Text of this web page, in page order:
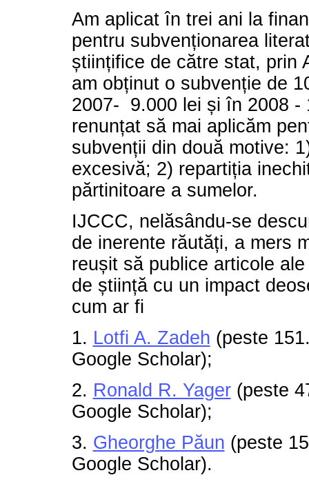
Am aplicat în trei ani la
pentru subvenționarea
științifice de către stat, prin
am obținut o subvenție de
2007- 9.000 lei și în 2008 -
renunțat să mai aplicăm
subvenții din două motive:
excesivă; 2) repartiția
părtinitoare a sumelor.
IJCCC, nelăsându-se
de inerente răutăți, a mers
reușit să publice articole
de știință cu un impact
cum ar fi
1. Lotfi A. Zadeh (peste
Google Scholar);
2. Ronald R. Yager(peste
Google Scholar);
3. Gheorghe Păun (peste
Google Scholar).